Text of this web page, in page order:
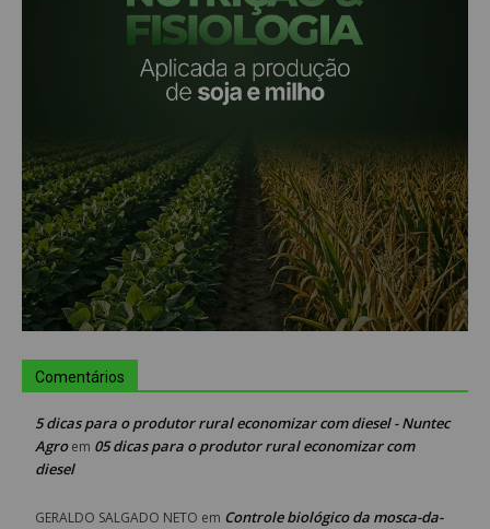
Comentários
5 dicas para o produtor rural economizar com diesel - Nuntec
Agroem 05 dicas para o produtor rural economizar com
diesel
GERALDO SALGADO NETO em Controle biológico da mosca-da-